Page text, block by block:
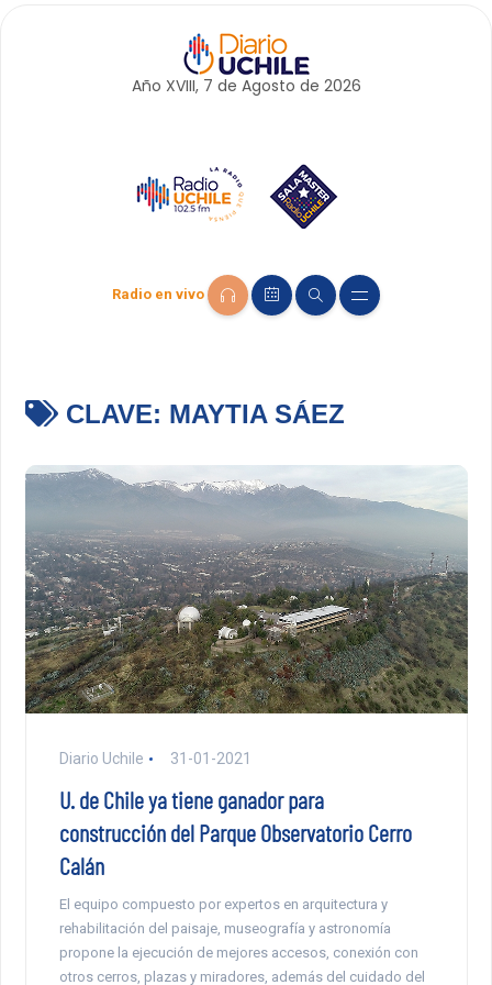
Año XVIII, 7 de Agosto de 2026
Radio en vivo
CLAVE: MAYTIA SÁEZ
Diario Uchile 31-01-2021
U. de Chile ya tiene ganador para
construcción del Parque Observatorio Cerro
Calán
El equipo compuesto por expertos en arquitectura y
rehabilitación del paisaje, museografía y astronomía
propone la ejecución de mejores accesos, conexión con
otros cerros, plazas y miradores, además del cuidado del